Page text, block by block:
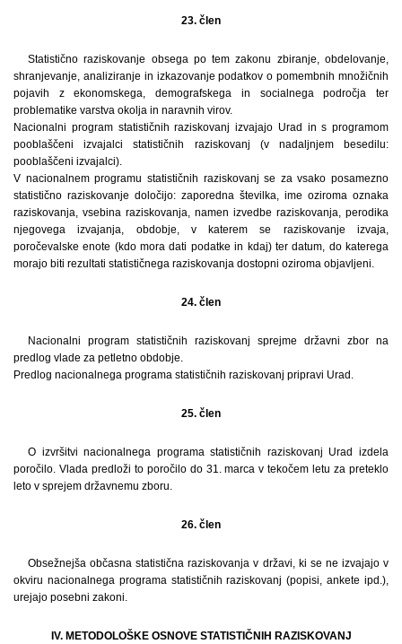
23. člen
Statistično raziskovanje obsega po tem zakonu zbiranje, obdelovanje,
shranjevanje, analiziranje in izkazovanje podatkov o pomembnih množičnih
pojavih z ekonomskega, demografskega in socialnega področja ter
problematike varstva okolja in naravnih virov.
Nacionalni program statističnih raziskovanj izvajajo Urad in s programom
pooblaščeni izvajalci statističnih raziskovanj (v nadaljnjem besedilu:
pooblaščeni izvajalci).
V nacionalnem programu statističnih raziskovanj se za vsako posamezno
statistično raziskovanje določijo: zaporedna številka, ime oziroma oznaka
raziskovanja, vsebina raziskovanja, namen izvedbe raziskovanja, perodika
njegovega izvajanja, obdobje, v katerem se raziskovanje izvaja,
poročevalske enote (kdo mora dati podatke in kdaj) ter datum, do katerega
morajo biti rezultati statističnega raziskovanja dostopni oziroma objavljeni.
24. člen
Nacionalni program statističnih raziskovanj sprejme državni zbor na
predlog vlade za petletno obdobje.
Predlog nacionalnega programa statističnih raziskovanj pripravi Urad.
25. člen
O izvršitvi nacionalnega programa statističnih raziskovanj Urad izdela
poročilo. Vlada predloži to poročilo do 31. marca v tekočem letu za preteklo
leto v sprejem državnemu zboru.
26. člen
Obsežnejša občasna statistična raziskovanja v državi, ki se ne izvajajo v
okviru nacionalnega programa statističnih raziskovanj (popisi, ankete ipd.),
urejajo posebni zakoni.
IV. METODOLOŠKE OSNOVE STATISTIČNIH RAZISKOVANJ